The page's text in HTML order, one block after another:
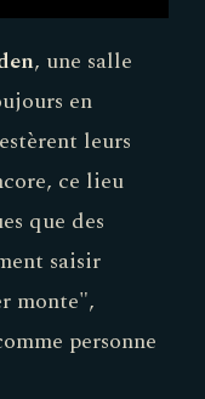
, une salle
en
leurs
ce lieu
que des
saisir
monte",
personne